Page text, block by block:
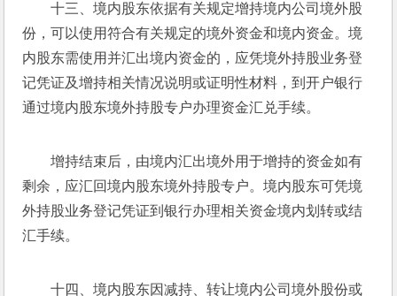
十三、境内股东依据有关规定增持境内公司境外股
份，可以使用符合有关规定的境外资金和境内资金。境
内股东需使用并汇出境内资金的，应凭境外持股业务登
记凭证及增持相关情况说明或证明性材料，到开户银行
通过境内股东境外持股专户办理资金汇兑手续。
增持结束后，由境内汇出境外用于增持的资金如有
剩余，应汇回境内股东境外持股专户。境内股东可凭境
外持股业务登记凭证到银行办理相关资金境内划转或结
汇手续。
十四、境内股东因减持、转让境内公司境外股份或